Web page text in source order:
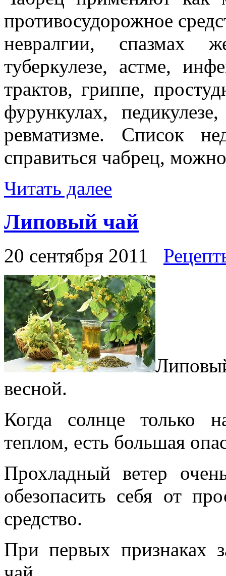
противосудорожное
невралгии, спазмах
туберкулезе, астме,
трактов, гриппе,
фурункулах,
ревматизме. Список
справиться чабрец,
Читать далее
Липовый чай
20 сентября 2011
весной.
Когда солнце только
теплом, есть большая
Прохладный ветер
обезопасить себя от
средство.
При первых признаках